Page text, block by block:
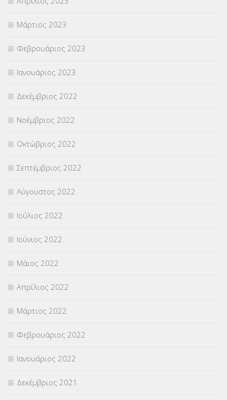
Μάρτιος 2023
Φεβρουάριος 2023
Ιανουάριος 2023
Δεκέμβριος 2022
Νοέμβριος 2022
Οκτώβριος 2022
Σεπτέμβριος 2022
Αύγουστος 2022
Ιούλιος 2022
Ιούνιος 2022
Μάιος 2022
Απρίλιος 2022
Μάρτιος 2022
Φεβρουάριος 2022
Ιανουάριος 2022
Δεκέμβριος 2021